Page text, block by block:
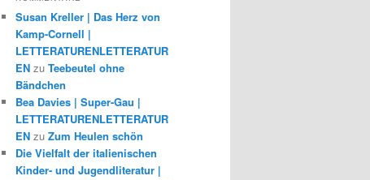
Susan Kreller | Das Herz von
Kamp-Cornell |
LETTERATURENLETTERATUR
EN zu Teebeutel ohne
Bändchen
Bea Davies | Super-Gau |
LETTERATURENLETTERATUR
EN zu Zum Heulen schön
Die Vielfalt der italienischen
Kinder- und Jugendliteratur |